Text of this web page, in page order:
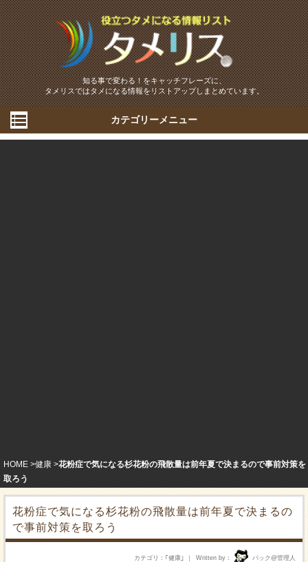
知る事で変わる！をキャッチフレーズに、
タメリスではタメになる情報をリストアップしまとめています。
カテゴリーメニュー
HOME 健康
花粉症で気になる杉花粉の飛散量は前年夏で決まるので事前対策を
取ろう
花粉症で気になる杉花粉の飛散量は前年夏で決まるの
で事前対策を取ろう
Written by パック@管理人
カテゴリ ｢健康 ｣